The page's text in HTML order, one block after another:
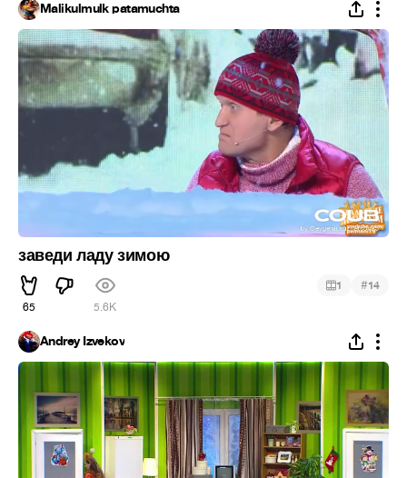
Malikulmulk patamuchta
заведи ладу зимою
65 5.6K
1 #14
Andrey Izvekov